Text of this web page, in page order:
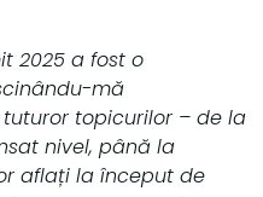
2025 a fost o
mă
topicurilor – de la
nivel, până la
aflați la început de